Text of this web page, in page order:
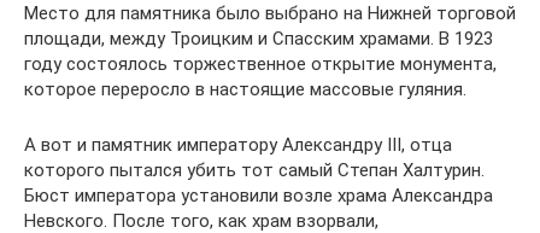
Место для памятника было выбрано на Нижней торговой
площади, между Троицким и Спасским храмами. В 1923
году состоялось торжественное открытие монумента,
которое переросло в настоящие массовые гуляния.
А вот и памятник императору Александру III, отца
которого пытался убить тот самый Степан Халтурин.
Бюст императора установили возле храма Александра
Невского. После того, как храм взорвали,